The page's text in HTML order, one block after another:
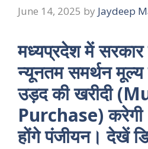
June 14, 2025 by Jaydeep
मध्यप्रदेश में सरकार
न्यूनतम समर्थन
उड़द की खरीदी
Purchase)
होंगे पंजीयन। देखें